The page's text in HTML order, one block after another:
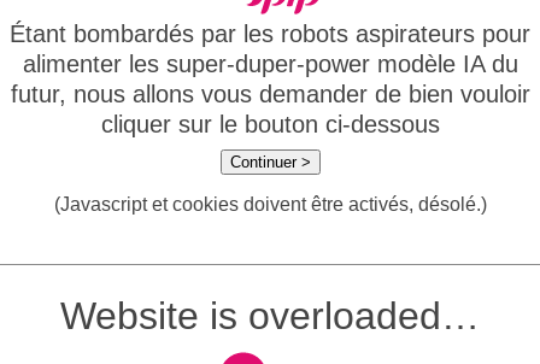
Étant bombardés par les robots aspirateurs pour
alimenter les super-duper-power modèle IA du
futur, nous allons vous demander de bien vouloir
cliquer sur le bouton ci-dessous
Continuer >
(Javascript et cookies doivent être activés, désolé.)
Website is overloaded…